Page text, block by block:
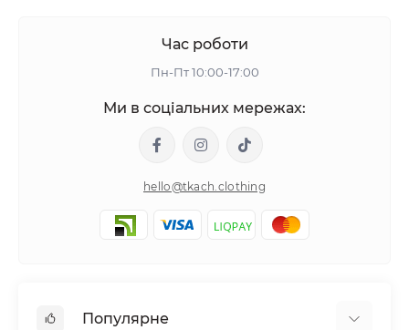
Час роботи
Пн-Пт 10:00-17:00
Ми в соціальних мережах:
hello@tkach.clothing
Популярне